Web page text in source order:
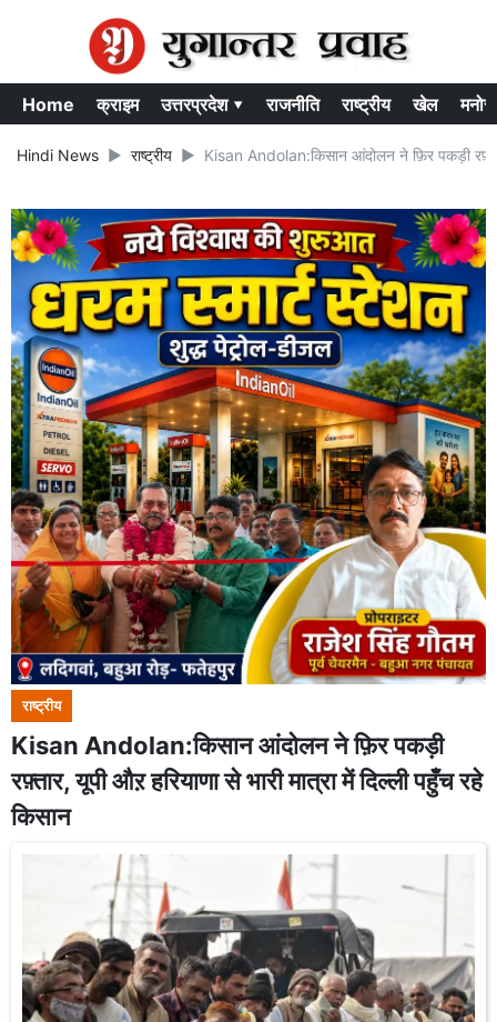
Home क्राइम उत्तरप्रदेश ▾ राजनीति राष्ट्रीय खेल
Hindi News राष्ट्रीय Kisan Andolan:किसान आंदोलन ने फ़िर पकड़ी
राष्ट्रीय
Kisan Andolan:किसान आंदोलन ने फ़िर पकड़ी
रफ़्तार, यूपी औऱ हरियाणा से भारी मात्रा में दिल्ली पहुँच रहे
किसान